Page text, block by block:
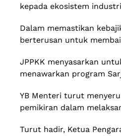
kepada ekosistem
​Dalam memastikan
berterusan untuk
​JPPKK menyasarkan
menawarkan program
YB ​Menteri turut
pemikiran dalam
​Turut hadir, Ketua